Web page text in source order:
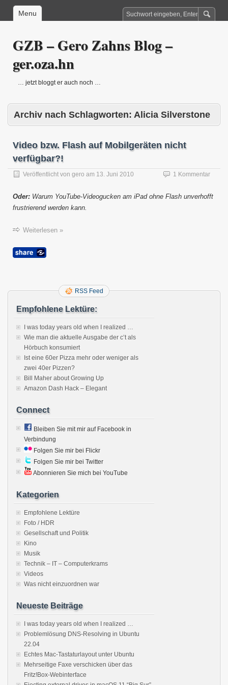
Menu
GZB – Gero Zahns Blog –
ger.oza.hn
… jetzt bloggt er auch noch …
Archiv nach Schlagworten: Alicia Silverstone
Video bzw. Flash auf Mobilgeräten nicht
verfügbar?!
Veröffentlicht von gero am 13. Juni 2010 1 Kommentar
Oder: Warum YouTube-Videogucken am iPad ohne Flash unverhofft
frustrierend werden kann.
Weiterlesen »
RSS Feed
Empfohlene Lektüre:
I was today years old when I realized …
Wie man die aktuelle Ausgabe der c’t als
Hörbuch konsumiert
Ist eine 60er Pizza mehr oder weniger als
zwei 40er Pizzen?
Bill Maher about Growing Up
Amazon Dash Hack – Elegant
Connect
Bleiben Sie mit mir auf Facebook in
Verbindung
Folgen Sie mir bei Flickr
Folgen Sie mir bei Twitter
Abonnieren Sie mich bei YouTube
Kategorien
Empfohlene Lektüre
Foto / HDR
Gesellschaft und Politik
Kino
Musik
Technik – IT – Computerkrams
Videos
Was nicht einzuordnen war
Neueste Beiträge
I was today years old when I realized …
Problemlösung DNS-Resolving in Ubuntu
22.04
Echtes Mac-Tastaturlayout unter Ubuntu
Mehrseitige Faxe verschicken über das
Fritz!Box-Webinterface